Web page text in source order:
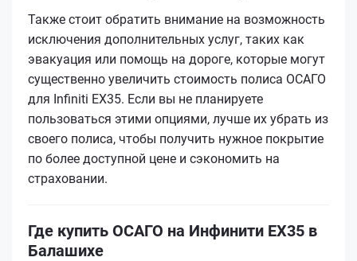
Также стоит обратить внимание на возможность
исключения дополнительных услуг, таких как
эвакуация или помощь на дороге, которые могут
существенно увеличить стоимость полиса ОСАГО
для Infiniti EX35. Если вы не планируете
пользоваться этими опциями, лучше их убрать из
своего полиса, чтобы получить нужное покрытие
по более доступной цене и сэкономить на
страховании.
Где купить ОСАГО на Инфинити EX35 в
Балашихе